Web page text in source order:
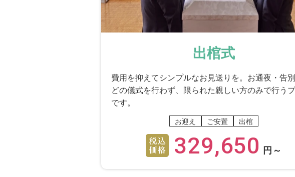
出棺式
費用を抑えてシンプルなお見送りを。お通夜・告
どの儀式を行わず、限られた親しい方のみで行う
です。
お迎え ご安置 出棺
329,650 円～